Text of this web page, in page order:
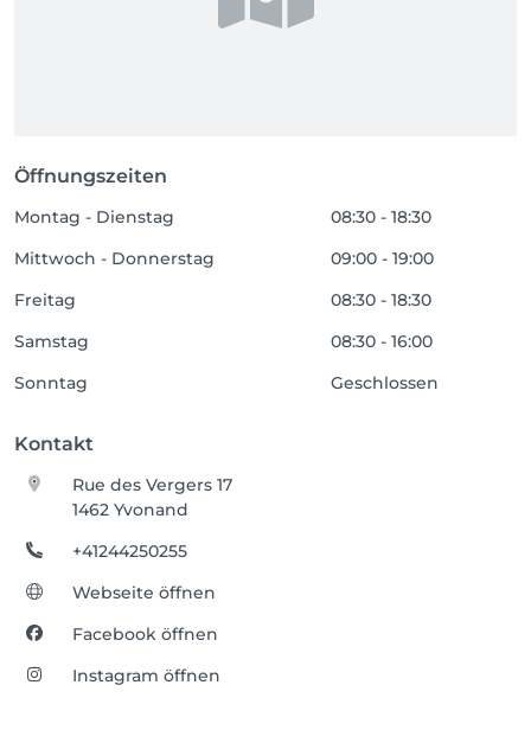
Öffnungszeiten
Montag - Dienstag
08:30 - 18:30
Mittwoch - Donnerstag
09:00 - 19:00
Freitag
08:30 - 18:30
Samstag
08:30 - 16:00
Sonntag
Geschlossen
Kontakt
Rue des Vergers 17
1462 Yvonand
+41244250255
Webseite öffnen
Facebook öffnen
Instagram öffnen